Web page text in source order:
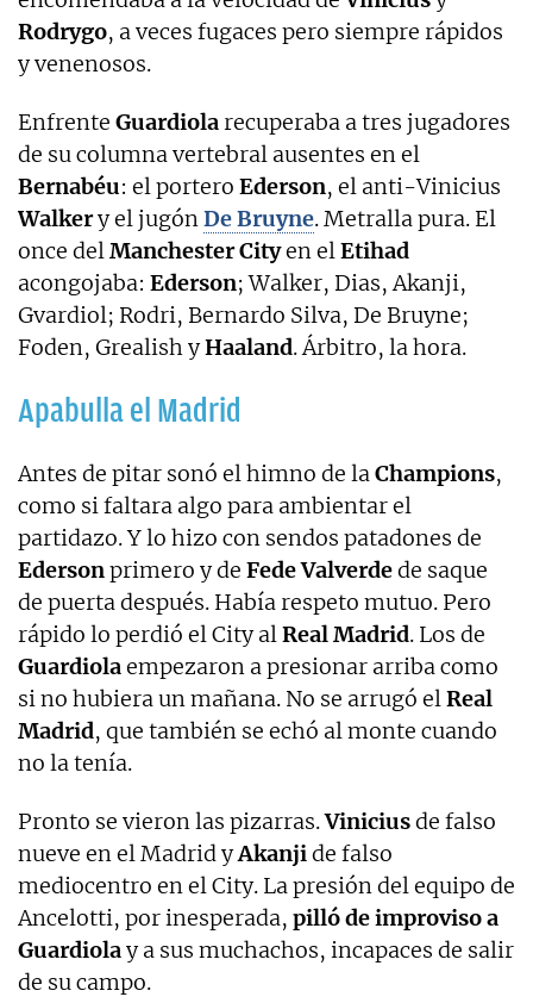
Rodrygo, a veces fugaces pero siempre rápidos
y venenosos.
Enfrente Guardiolarecuperaba a tres jugadores
de su columna vertebral ausentes en el
Bernabéu: el portero Ederson, el anti-Vinicius
Walkery el jugónDe Bruyne. Metralla pura. El
once delManchester Cityen elEtihad
acongojaba: Ederson; Walker, Dias, Akanji,
Gvardiol; Rodri, Bernardo Silva, De Bruyne;
Foden, Grealish yHaaland. Árbitro, la hora.
Apabulla el Madrid
Antes de pitar sonó el himno de laChampions,
como si faltara algo para ambientar el
partidazo. Y lo hizo con sendos patadones de
Edersonprimero y de Fede Valverdede saque
de puerta después. Había respeto mutuo. Pero
rápido lo perdió el City alReal Madrid. Los de
Guardiolaempezaron a presionar arriba como
si no hubiera un mañana. No se arrugó elReal
Madrid, que también se echó al monte cuando
no la tenía.
Pronto se vieron las pizarras.Viniciusde falso
nueve en el Madrid yAkanjide falso
mediocentro en el City. La presión del equipo de
Ancelotti, por inesperada, pilló de improviso a
Guardiolay a sus muchachos, incapaces de salir
de su campo.